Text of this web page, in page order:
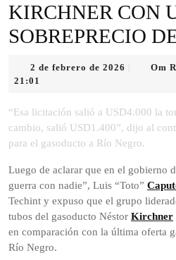
KIRCHNER CON
SOBREPRECIO
2 de febrero de 2026
de
Om
21:01
“Esa licitación salió a USD4.000 la
cambio, salió USD1.400”, dijo al
para el gasoducto a Río Negro.
Luego de aclarar que en el gobierno
guerra con nadie”, Luis “Toto”
Techint y expuso que el grupo
tubos del gasoducto Néstor Kirchner
en comparación con la última oferta
Río Negro.